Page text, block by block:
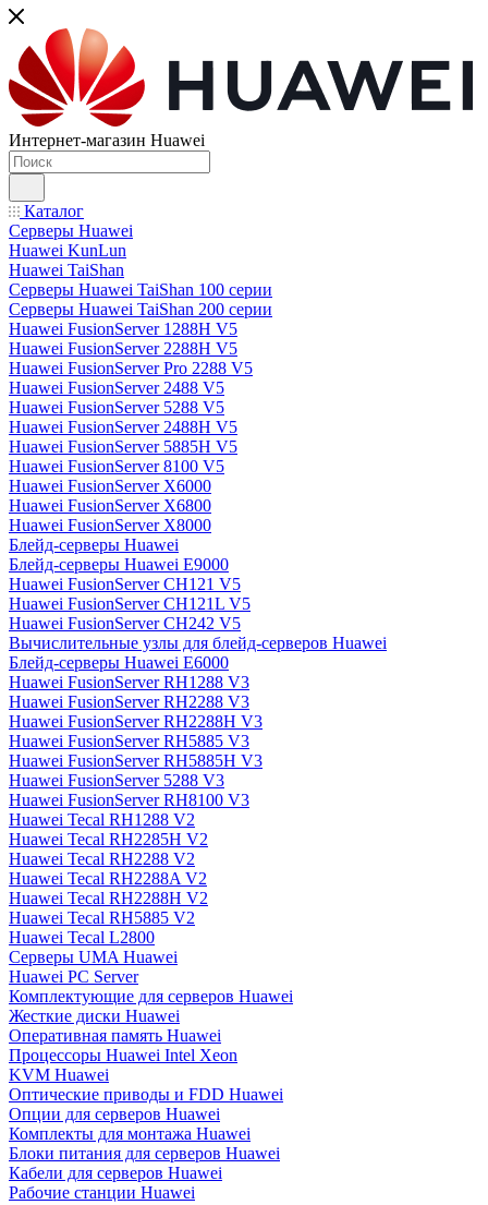
Интернет-магазин Huawei
Каталог
Серверы Huawei
Huawei KunLun
Huawei TaiShan
Серверы Huawei TaiShan 100 серии
Серверы Huawei TaiShan 200 серии
Huawei FusionServer 1288H V5
Huawei FusionServer 2288H V5
Huawei FusionServer Pro 2288 V5
Huawei FusionServer 2488 V5
Huawei FusionServer 5288 V5
Huawei FusionServer 2488H V5
Huawei FusionServer 5885H V5
Huawei FusionServer 8100 V5
Huawei FusionServer X6000
Huawei FusionServer X6800
Huawei FusionServer X8000
Блейд-серверы Huawei
Блейд-серверы Huawei E9000
Huawei FusionServer CH121 V5
Huawei FusionServer CH121L V5
Huawei FusionServer CH242 V5
Вычислительные узлы для блейд-серверов Huawei
Блейд-серверы Huawei E6000
Huawei FusionServer RH1288 V3
Huawei FusionServer RH2288 V3
Huawei FusionServer RH2288H V3
Huawei FusionServer RH5885 V3
Huawei FusionServer RH5885H V3
Huawei FusionServer 5288 V3
Huawei FusionServer RH8100 V3
Huawei Tecal RH1288 V2
Huawei Tecal RH2285H V2
Huawei Tecal RH2288 V2
Huawei Tecal RH2288A V2
Huawei Tecal RH2288H V2
Huawei Tecal RH5885 V2
Huawei Tecal L2800
Серверы UMA Huawei
Huawei PC Server
Комплектующие для серверов Huawei
Жесткие диски Huawei
Оперативная память Huawei
Процессоры Huawei Intel Xeon
KVM Huawei
Оптические приводы и FDD Huawei
Опции для серверов Huawei
Комплекты для монтажа Huawei
Блоки питания для серверов Huawei
Кабели для серверов Huawei
Рабочие станции Huawei